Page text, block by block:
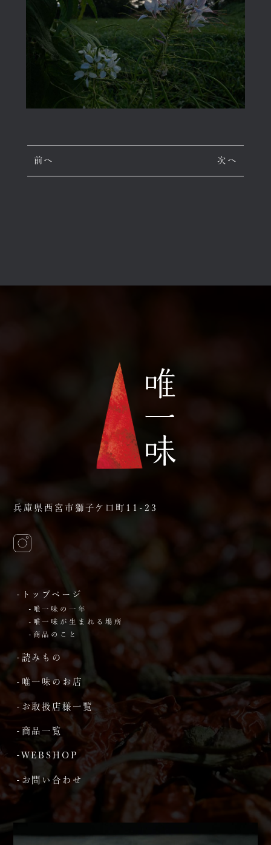
前へ 次へ
兵庫県西宮市獅子ケ口町11-23
-トップページ
-唯一味の一年
-唯一味が生まれる場所
-商品のこと
-読みもの
-唯一味のお店
-お取扱店様一覧
-商品一覧
-WEBSHOP
-お問い合わせ